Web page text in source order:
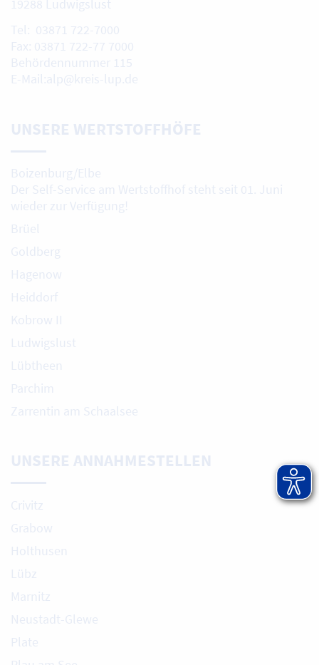
19288 Ludwigslust
Tel: 03871 722-7000
Fax: 03871 722-77 7000
Behördennummer 115
E-Mail:alp@kreis-lup.de
UNSERE WERTSTOFFHÖFE
Boizenburg/Elbe
Der Self-Service am Wertstoffhof steht seit 01. Juni
wieder zur Verfügung!
Brüel
Goldberg
Hagenow
Heiddorf
Kobrow II
Ludwigslust
Lübtheen
Parchim
Zarrentin am Schaalsee
UNSERE ANNAHMESTELLEN
Crivitz
Grabow
Holthusen
Lübz
Marnitz
Neustadt-Glewe
Plate